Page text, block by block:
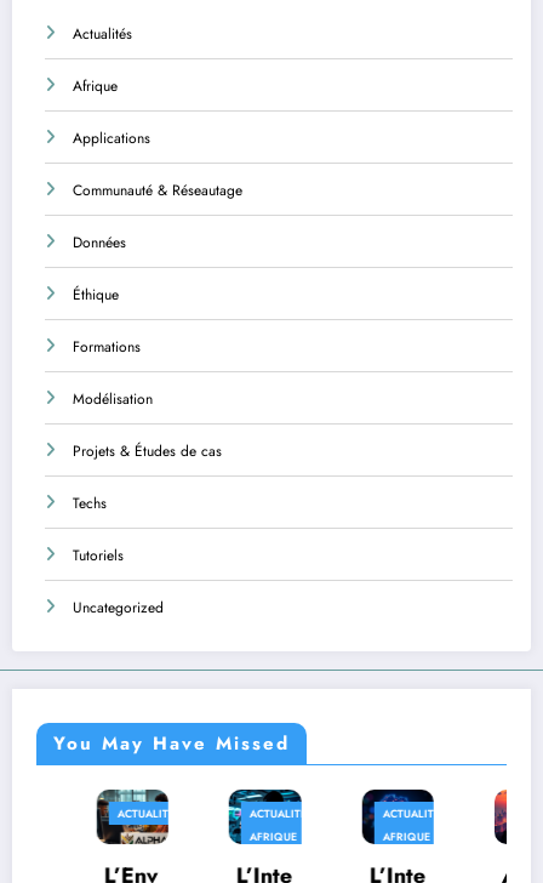
Actualités
Afrique
Applications
Communauté & Réseautage
Données
Éthique
Formations
Modélisation
Projets & Études de cas
Techs
Tutoriels
Uncategorized
You May Have Missed
ACTUALITÉS
ACTUALITÉS
AFRIQUE
ACTUALITÉS
AFRIQUE
AFRIQUE